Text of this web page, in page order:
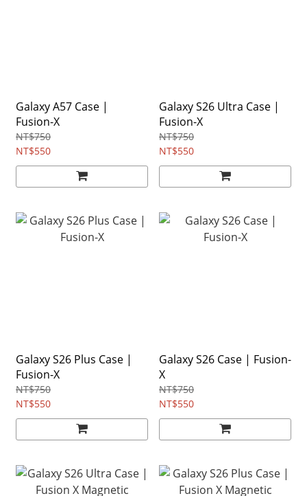
Galaxy A57 Case |
Fusion-X
NT$750
NT$550
Galaxy S26 Ultra Case |
Fusion-X
NT$750
NT$550
Galaxy S26 Plus Case |
Fusion-X
NT$750
NT$550
Galaxy S26 Case | Fusion-
X
NT$750
NT$550